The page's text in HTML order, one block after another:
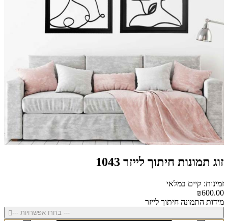
זוג תמונות חיתוך לייזר 1043
זמינות: קיים במלאי
₪600.00
מידות התמונה חיתוך לייזר
--- בחרו אפשרויות ---